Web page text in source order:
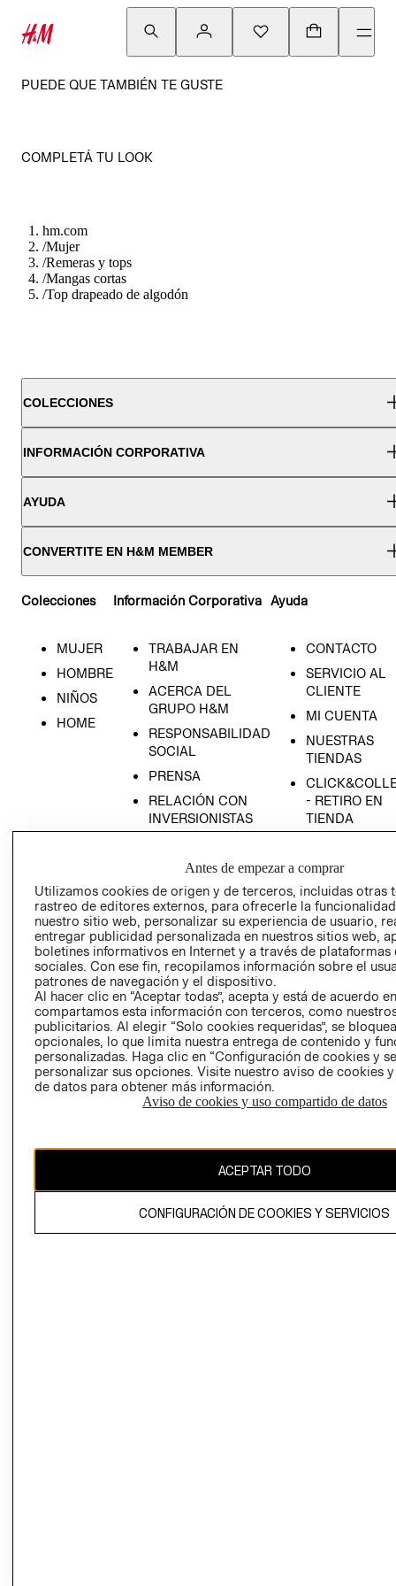
PUEDE QUE TAMBIÉN TE GUSTE
COMPLETÁ TU LOOK
hm.com
/Mujer
/Remeras y tops
/Mangas cortas
/Top drapeado de algodón
COLECCIONES
INFORMACIÓN CORPORATIVA
AYUDA
CONVERTITE EN H&M MEMBER
Colecciones
MUJER
HOMBRE
NIÑOS
HOME
Información Corporativa
TRABAJAR EN
H&M
ACERCA DEL
GRUPO H&M
RESPONSABILIDAD
SOCIAL
PRENSA
RELACIÓN CON
INVERSIONISTAS
EMPRESARIAL
Ayuda
CONTACTO
SERVICIO AL
CLIENTE
MI CUENTA
NUESTRAS
TIENDAS
- RETIRO EN
TIENDA
AVISO DE
PRIVACIDAD
GIFT CARD
AVISO DE
COOKIES
Uruguay ($U)
El contenido de esta página web está protegido por copyright y es
propiedad de H&M Hennes & Mauritz AB.
Antes de empezar a comprar
Utilizamos cookies de origen y de terceros, incluidas otras
rastreo de editores externos, para ofrecerle la
nuestro sitio web, personalizar su experiencia de usuario,
entregar publicidad personalizada en nuestros sitios web,
boletines informativos en Internet y a través de plataformas
sociales. Con ese fin, recopilamos información sobre el
patrones de navegación y el dispositivo.
Al hacer clic en “Aceptar todas”, acepta y está de acuerdo
compartamos esta información con terceros, como
publicitarios. Al elegir “Solo cookies requeridas”, se
opcionales, lo que limita nuestra entrega de contenido y
personalizadas. Haga clic en “Configuración de cookies y
personalizar sus opciones. Visite nuestro aviso de cookies
de datos para obtener más información.
Aviso de cookies y uso compartido de datos
ACEPTAR TODO
CONFIGURACIÓN DE COOKIES Y SERVICIOS